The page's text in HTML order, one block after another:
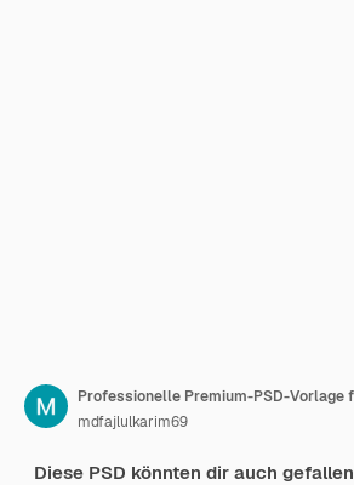
mdfajlulkarim69
Diese PSD könnten dir auch gefallen